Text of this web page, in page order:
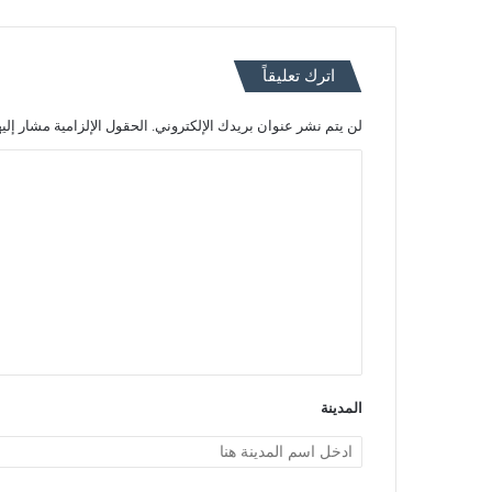
اترك تعليقاً
لن يتم نشر عنوان بريدك الإلكتروني. الحقول الإلزامية مشار
المدينة